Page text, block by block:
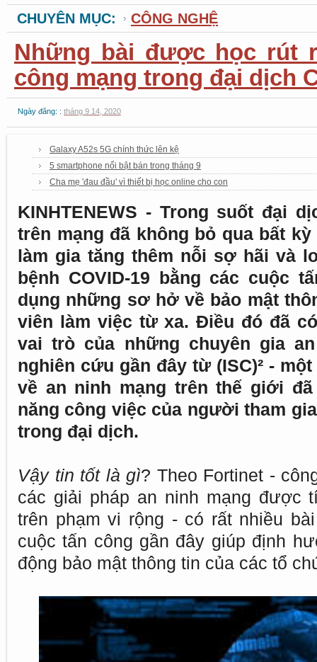
CHUYÊN MỤC: CÔNG NGHỆ
Những bài được học rút
công mạng trong đại dịch
Ngày đăng: : tháng 9 14, 2020
Galaxy A52s 5G chính thức lên kệ
5 smartphone nổi bật bán trong tháng 9
Cha mẹ 'đau đầu' vì thiết bị học online cho con
KINHTENEWS - Trong suốt đại
trên mạng đã không bỏ qua bất
làm gia tăng thêm nỗi sợ hãi và
bệnh COVID-19 bằng các cuộc
dụng những sơ hở về bảo mật
viên làm việc từ xa. Điều đó đã
vai trò của những chuyên gia
nghiên cứu gần đây từ (ISC)² -
về an ninh mạng trên thế giới
năng công việc của người tham
trong đại dịch.
Vậy tin tốt là gì? Theo Fortinet -
các giải pháp an ninh mạng được
trên phạm vi rộng - có rất nhiều
cuộc tấn công gần đây giúp định
động bảo mật thông tin của các tổ